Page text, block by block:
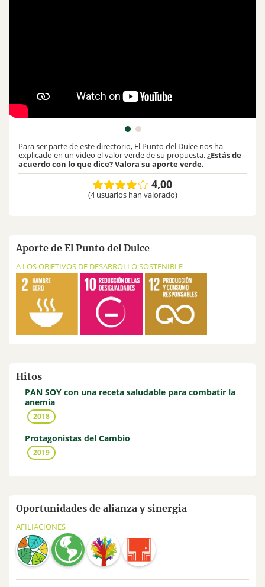
Para ser parte de este directorio, El Punto del Dulce nos ha
explicado en un video el valor verde de su propuesta.¿Estás de
acuerdo con lo que dice? Valora su aporte verde.
4,00
(4 usuarios han valorado)
Aporte de El Punto del Dulce
A LOS OBJETIVOS DE DESARROLLO SOSTENIBLE
Hitos
PAN SOY con una receta saludable para combatir la
anemia
2018
Protagonistas del Cambio
2019
Oportunidades de alianza y sinergia
AFILIACIONES